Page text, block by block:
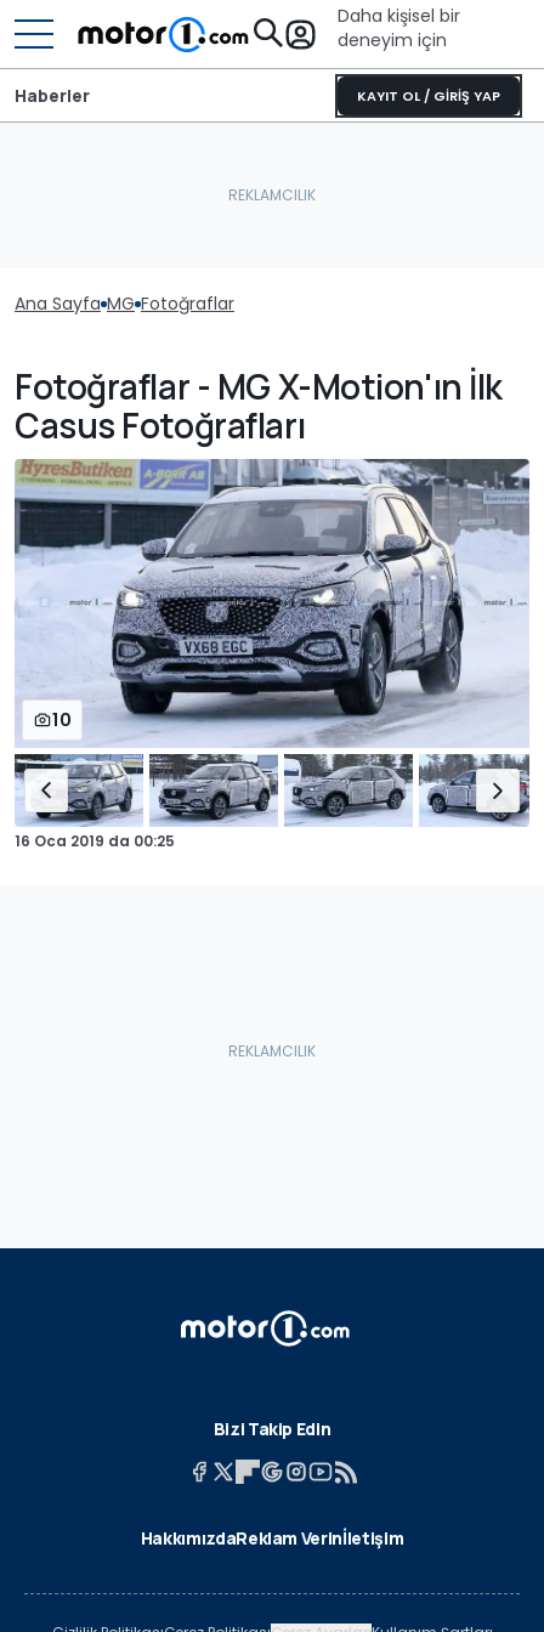
Daha kişisel bir
deneyim için
KAYIT OL / GİRİŞ YAP
Haberler
Ana Sayfa MG Fotoğraflar
Fotoğraflar - MG X-Motion'ın İlk
Casus Fotoğrafları
10
16 Oca 2019 da 00:25
Bizi Takip Edin
HakkımızdaReklam Verinİletişim